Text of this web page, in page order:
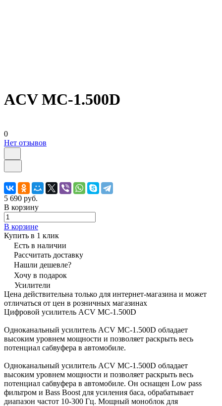
ACV MC-1.500D
0
Нет отзывов
5 690 руб.
В корзину
В корзине
Купить в 1 клик
Есть в наличии
Рассчитать доставку
Нашли дешевле?
Хочу в подарок
Усилители
Цена действительна только для интернет-магазина и может
отличаться от цен в розничных магазинах
Цифровой усилитель ACV MC-1.500D
Одноканальный усилитель ACV MC-1.500D обладает
высоким уровнем мощности и позволяет раскрыть весь
потенциал сабвуфера в автомобиле.
Одноканальный усилитель ACV MC-1.500D обладает
высоким уровнем мощности и позволяет раскрыть весь
потенциал сабвуфера в автомобиле. Он оснащен Low pass
фильтром и Bass Boost для усиления баса, обрабатывает
диапазон частот 10-300 Гц. Мощный моноблок для